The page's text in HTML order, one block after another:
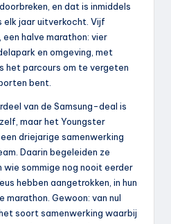
en dat is inmiddels
elk jaar uitverkocht. Vijf
halve marathon: vier
en omgeving, met
het parcours om te vergeten
bent.
van de Samsung-deal is
maar het Youngster
driejarige samenwerking
Daarin begeleiden ze
wie sommige nog nooit eerder
hebben aangetrokken, in hun
marathon. Gewoon: van nul
soort samenwerking waarbij